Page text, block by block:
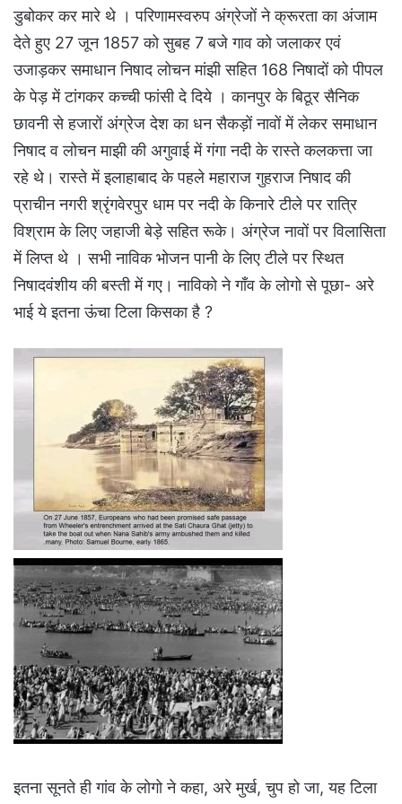
डुबोकर कर मारे थे । परिणामस्वरुप अंग्रेजों ने क्रूरता का अंजाम
देते हुए 27 जून 1857 को सुबह 7 बजे गाव को जलाकर एवं
उजाड़कर समाधान निषाद लोचन मांझी सहित 168 निषादों को पीपल
के पेड़ में टांगकर कच्ची फांसी दे दिये । कानपुर के बिठूर सैनिक
छावनी से हजारों अंग्रेज देश का धन सैकड़ों नावों में लेकर समाधान
निषाद व लोचन माझी की अगुवाई में गंगा नदी के रास्ते कलकत्ता जा
रहे थे। रास्ते में इलाहाबाद के पहले महाराज गुहराज निषाद की
प्राचीन नगरी श्रृंगवेरपुर धाम पर नदी के किनारे टीले पर रात्रि
विश्राम के लिए जहाजी बेड़े सहित रूके। अंग्रेज नावों पर विलासिता
में लिप्त थे । सभी नाविक भोजन पानी के लिए टीले पर स्थित
निषादवंशीय की बस्ती में गए। नाविको ने गाँव के लोगो से पूछा- अरे
भाई ये इतना ऊंचा टिला किसका है ?
इतना सूनते ही गांव के लोगो ने कहा, अरे मुर्ख, चुप हो जा, यह टिला